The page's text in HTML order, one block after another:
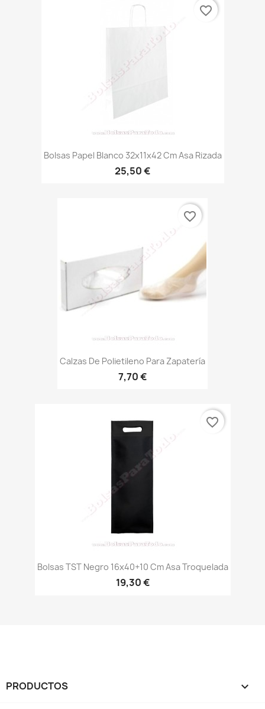
Bolsas Papel Blanco 32x11x42 Cm Asa Rizada
25,50 €
favorite_border
Calzas De Polietileno Para Zapatería
7,70 €
favorite_border
Bolsas TST Negro 16x40+10 Cm Asa Troquelada
19,30 €
favorite_border
PRODUCTOS 